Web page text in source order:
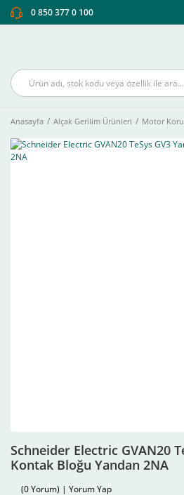
0 850 377 0 100
Anasayfa Alçak Gerilim Ürünleri Motor
Schneider Electric GVAN20
Kontak Bloğu Yandan 2NA
(0 Yorum) | Yorum Yap